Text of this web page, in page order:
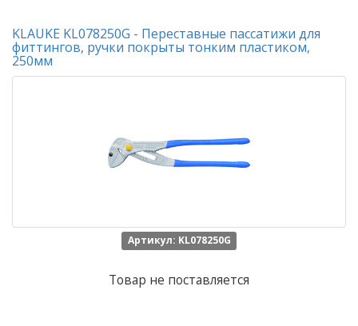
KLAUKE KL078250G - Переставные пассатижи для
фиттингов, ручки покрыты тонким пластиком,
250мм
Артикул: KL078250G
Товар не поставляется